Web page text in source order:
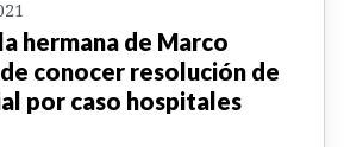
hermana de Marco
conocer resolución de
por caso hospitales